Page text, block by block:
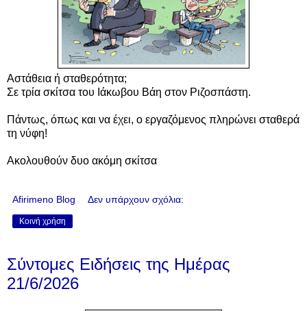
Αστάθεια ή σταθερότητα;
Σε τρία σκίτσα του Ιάκωβου Βάη στον Ριζοσπάστη.
Πάντως, όπως και να έχει, ο εργαζόμενος πληρώνει σταθερά
τη νύφη!
Ακολουθούν δυο ακόμη σκίτσα
Afirimeno Blog Δεν υπάρχουν σχόλια:
Κοινή χρήση
Σύντομες Ειδήσεις της Ημέρας
21/6/2026